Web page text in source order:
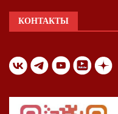
КОНТАКТЫ